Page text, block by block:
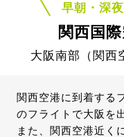
早朝・深
関西国
大阪南部（関西
関西空港に到着する
のフライトで大阪を
また、関西空港近く